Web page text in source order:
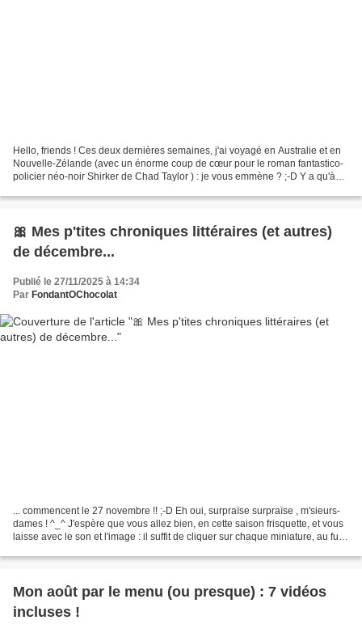
Hello, friends ! Ces deux dernières semaines, j'ai voyagé en Australie et en
Nouvelle-Zélande (avec un énorme coup de cœur pour le roman fantastico-
policier néo-noir Shirker de Chad Taylor ) : je vous emmène ? ;-D Y a qu'à
🎀 Mes p'tites chroniques littéraires (et autres)
de décembre...
Publié le 27/11/2025 à 14:34
Par FondantOChocolat
... commencent le 27 novembre !! ;-D Eh oui, surpraïse surpraïse , m'sieurs-
dames ! ^_^ J'espère que vous allez bien, en cette saison frisquette, et vous
laisse avec le son et l'image : il suffit de cliquer sur chaque miniature, au fur
Mon août par le menu (ou presque) : 7 vidéos
incluses !